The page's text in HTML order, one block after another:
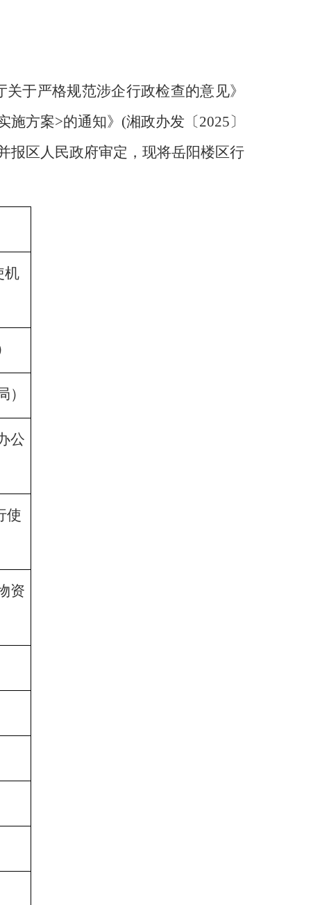
于严格规范涉企行政检查的意见》
方案>的通知》(湘政办发〔2025〕
报区人民政府审定，现将岳阳楼区行
机
公
使
资